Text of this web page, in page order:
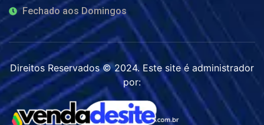
Fechado aos Domingos
Direitos Reservados © 2024. Este site é administrador
por: